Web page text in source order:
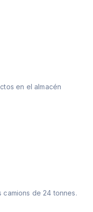
en el almacén
de 24 tonnes.